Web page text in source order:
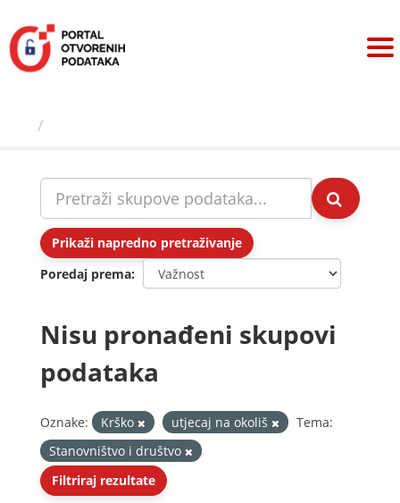
sadržaj
Prikaži napredno pretraživanje
Poredaj prema
Nisu pronađeni skupovi
podataka
Oznake: Krško utjecaj na okoliš
Tema:
Stanovništvo i društvo
Filtriraj rezultate